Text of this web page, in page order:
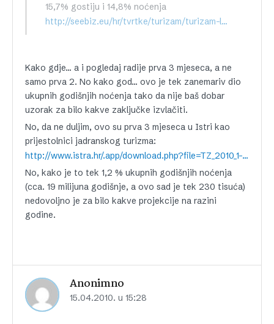
15,7% gostiju i 14,8% noćenja
http://seebiz.eu/hr/tvrtke/turizam/turizam-lose-krenuo-u-dva-mjeseca-minus-od-15%2c7%25-gostiju-i-14%2c8%25-nocenja,74332.html
Kako gdje… a i pogledaj radije prva 3 mjeseca, a ne
samo prva 2. No kako god… ovo je tek zanemariv dio
ukupnih godišnjih noćenja tako da nije baš dobar
uzorak za bilo kakve zaključke izvlačiti.
No, da ne duljim, ovo su prva 3 mjeseca u Istri kao
prijestolnici jadranskog turizma:
http://www.istra.hr/.app/download.php?file=TZ_2010_1-3.pdf
No, kako je to tek 1,2 % ukupnih godišnjih noćenja
(cca. 19 milijuna godišnje, a ovo sad je tek 230 tisuća)
nedovoljno je za bilo kakve projekcije na razini
godine.
Anonimno
15.04.2010. u 15:28